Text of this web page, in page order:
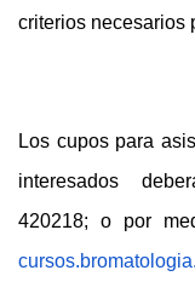
criterios necesarios
Los cupos para
interesados
420218; o por